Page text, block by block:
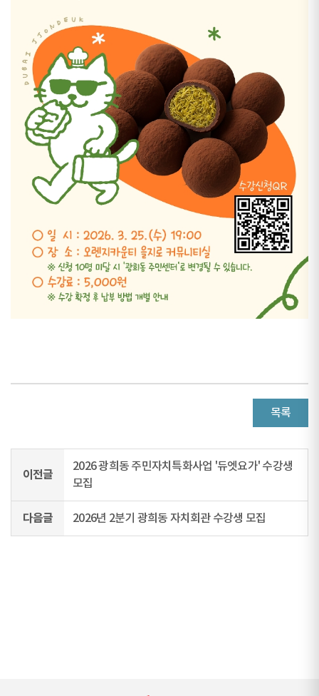
목록
이전글
2026 광희동 주민자치특화사업 '듀엣요가' 수강생
모집
다음글 2026년 2분기 광희동 자치회관 수강생 모집